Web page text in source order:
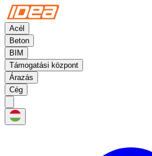
Acél
Beton
BIM
Támogatási központ
Árazás
Cég